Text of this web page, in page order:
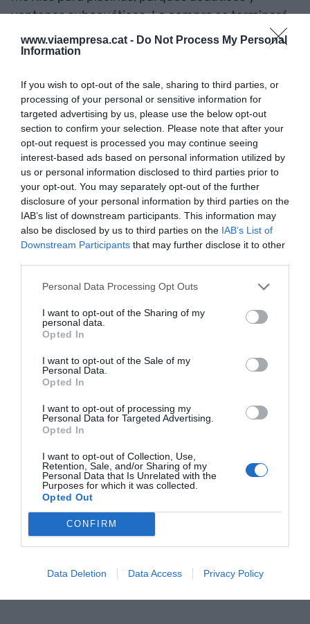
www.viaempresa.cat - Do Not Process My Personal
Information
If you wish to opt-out of the sale, sharing to third parties, or
processing of your personal or sensitive information for
targeted advertising by us, please use the below opt-out
section to confirm your selection. Please note that after your
opt-out request is processed you may continue seeing
interest-based ads based on personal information utilized by
us or personal information disclosed to third parties prior to
your opt-out. You may separately opt-out of the further
disclosure of your personal information by third parties on the
IAB’s list of downstream participants. This information may
also be disclosed by us to third parties on the IAB’s List of
Downstream Participants that may further disclose it to other
Personal Data Processing Opt Outs
I want to opt-out of the Sharing of my
personal data.
Opted In
I want to opt-out of the Sale of my
Personal Data.
Opted In
I want to opt-out of processing my
Personal Data for Targeted Advertising.
Opted In
I want to opt-out of Collection, Use,
Retention, Sale, and/or Sharing of my
Personal Data that Is Unrelated with the
Purposes for which it was collected.
Opted Out
CONFIRM
Data Deletion Data Access Privacy Policy
ventanas subacuáticas. La compra se terminará
de completar durante el primer trimestre de
2026, y el pago se abonará en dos plazos: el
2027.
AñadirVIA Empresacomo fuente preferida
de Google de forma gratuita
Mantente informado con las últimas noticias de
actualidad
ACTIVAR AHORA
RELACIONADAS
Fluidra compra la
neerlandesa
Variopool por 21
Fluidra gana 163
tercer trimestre, un
33% más
Fluidra
cubiertas de